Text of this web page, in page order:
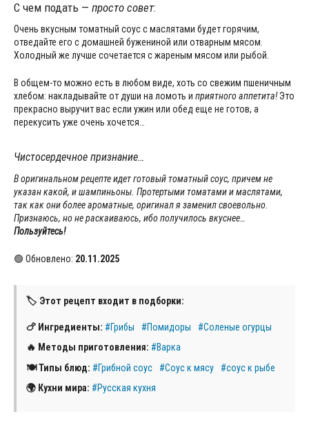
С чем подать — просто совет:
Очень вкусным томатный соус с маслятами будет горячим,
отведайте его с домашней бужениной или отварным мясом.
Холодный же лучше сочетается с жареным мясом или рыбой.
В общем-то можно есть в любом виде, хоть со свежим пшеничным
хлебом: накладывайте от души на ломоть и приятного аппетита!Это
прекрасно выручит вас если ужин или обед еще не готов, а
перекусить уже очень хочется…
Чистосердечное признание…
В оригинальном рецепте идет готовый томатный соус, причем не
указан какой, и шампиньоны. Протертыми томатами и маслятами,
так как они более ароматные, оригинал я заменил своевольно.
Признаюсь, но не раскаиваюсь, ибо получилось вкуснее…
Пользуйтесь!
🟢 Обновлено: 20.11.2025
🏷 Этот рецепт входит в подборки:
🍗 Ингредиенты: #Грибы #Помидоры
#Соленые огурцы
🔥 Методы приготовления: #Варка
🍽 Типы блюд: #Грибной соус #Соус к мясу
#соус к рыбе
🌍 Кухни мира: #Русская кухня